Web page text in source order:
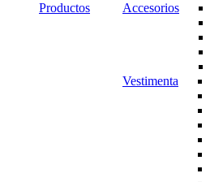
Productos
Accesorios
Vestimenta